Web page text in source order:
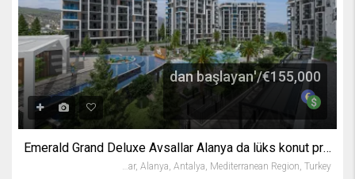
€155,000/'dan başlayan
Emerald Grand Deluxe Avsallar Alanya da lüks konut projesi
Avsallar, Alanya, Antalya, Mediterranean Region, Turkey